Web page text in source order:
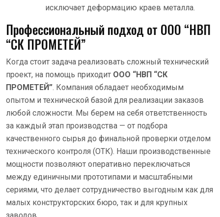
исключает деформацию краев металла.
Профессиональный подход от ООО “НВП
“СК ПРОМЕТЕЙ”
Когда стоит задача реализовать сложный технический
проект, на помощь приходит ООО “НВП “СК
ПРОМЕТЕЙ”. Компания обладает необходимым
опытом и технической базой для реализации заказов
любой сложности. Мы берем на себя ответственность
за каждый этап производства — от подбора
качественного сырья до финальной проверки отделом
технического контроля (ОТК). Наши производственные
мощности позволяют оперативно переключаться
между единичными прототипами и масштабными
сериями, что делает сотрудничество выгодным как для
малых конструкторских бюро, так и для крупных
заводов.